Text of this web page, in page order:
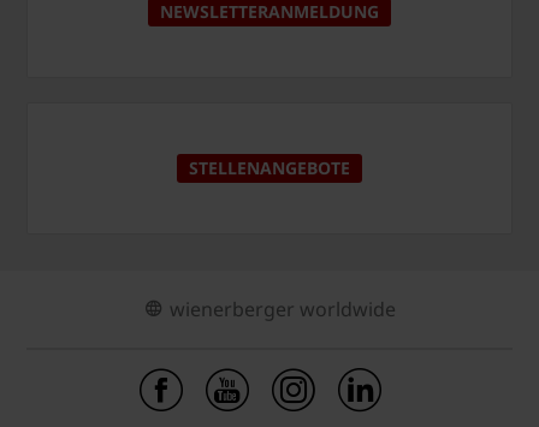
NEWSLETTERANMELDUNG
STELLENANGEBOTE
wienerberger worldwide